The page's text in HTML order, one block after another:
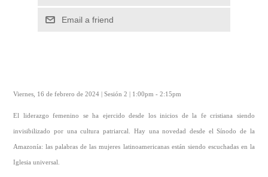
Email a friend
Viernes, 16 de febrero de 2024 | Sesión 2 | 1:00pm - 2:15pm
El liderazgo femenino se ha ejercido desde los inicios de la fe cristiana siendo
invisibilizado por una cultura patriarcal. Hay una novedad desde el Sínodo de la
Amazonía: las palabras de las mujeres latinoamericanas están siendo escuchadas en la
Iglesia universal.